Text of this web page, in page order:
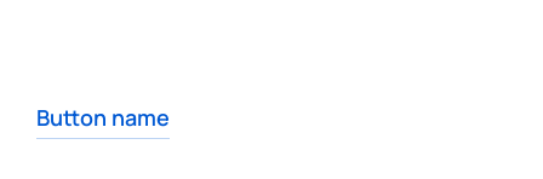
Button name